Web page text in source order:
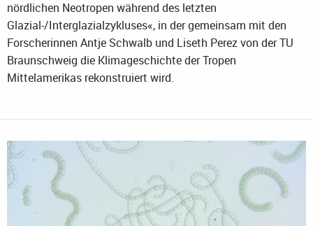
nördlichen Neotropen während des letzten
Glazial-/Interglazialzykluses«, in der gemeinsam mit den
Forscherinnen Antje Schwalb und Liseth Perez von der TU
Braunschweig die Klimageschichte der Tropen
Mittelamerikas rekonstruiert wird.